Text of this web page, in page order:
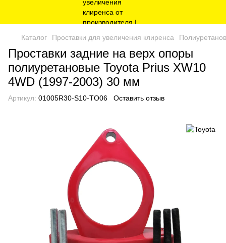
Каталог Проставки для увеличения клиренса
Проставки задние на верх опоры
полиуретановые Toyota Prius XW10
4WD (1997-2003) 30 мм
Артикул: 01005R30-S10-TO06 Оставить отзыв